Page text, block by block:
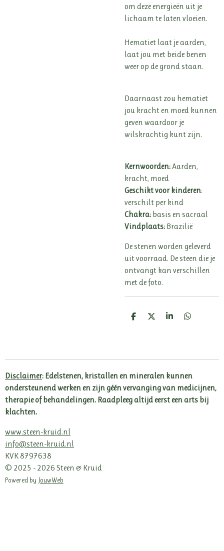
om deze energieën uit je
lichaam te laten vloeien.
Hematiet laat je aarden,
laat jou met beide benen
weer op de grond staan.
Daarnaast zou hematiet
jou kracht en moed kunnen
geven waardoor je
wilskrachtig kunt zijn.
Kernwoorden:Aarden,
kracht, moed
Geschikt voor kinderen:
verschilt per kind
Chakra: basis en sacraal
Vindplaats: Brazilië
De stenen worden geleverd
uit voorraad. De steen die je
ontvangt kan verschillen
met de foto.
D
D
S
D
Disclaimer: Edelstenen, kristallen en mineralen kunnen
ondersteunend werken en zijn géén vervanging van medicijnen,
therapie of behandelingen. Raadpleeg altijd eerst een arts bij
klachten.
www.steen-kruid.nl
info@steen-kruid.nl
KVK 8797638
© 2025 - 2026 Steen & Kruid
Powered by JouwWeb